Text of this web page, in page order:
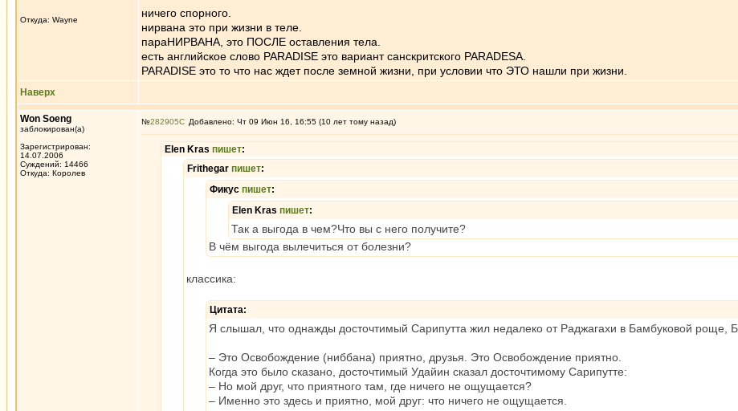
Откуда: Wayne
ничего спорного.
нирвана это при жизни в теле.
параНИРВАНА, это ПОСЛЕ оставления тела.
есть английское слово PARADISE это вариант санскритского PARADESA.
PARADISE это то что нас ждет после земной жизни, при условии что ЭТО нашли при жизни.
Наверх
Won Soeng
заблокирован(а)
Зарегистрирован:
14.07.2006
Суждений: 14466
Откуда: Королев
№282905 Добавлено: Чт 09 Июн 16, 16:55 (10 лет тому назад)
Elen Kras пишет:
Frithegar пишет:
Фикус пишет:
Elen Kras пишет:
Так а выгода в чем?Что вы с него получите?
В чём выгода вылечиться от болезни?
классика:
Цитата:
Я слышал, что однажды досточтимый Сарипутта жил недалеко от Раджагахи в Бамбуковой роще,
– Это Освобождение (ниббана) приятно, друзья. Это Освобождение приятно.
Когда это было сказано, досточтимый Удайин сказал досточтимому Сарипутте:
– Но мой друг, что приятного там, где ничего не ощущается?
– Именно это здесь и приятно, мой друг: что ничего не ощущается.